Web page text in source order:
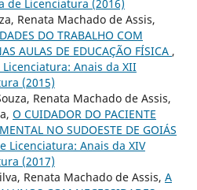
de Licenciatura (2016)
Renata Machado de Assis,
DO TRABALHO COM
AULAS DE EDUCAÇÃO FÍSICA ,
Anais da XII
(2015)
Renata Machado de Assis,
O CUIDADOR DO PACIENTE
NO SUDOESTE DE GOIÁS
Licenciatura: Anais da XIV
(2017)
Renata Machado de Assis, A